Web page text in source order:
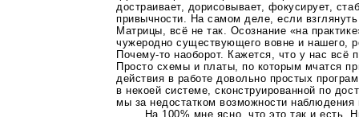
достраивает, дорисовывает, фокусирует,
привычности. На самом деле, если
Матрицы, всё не так. Осознание «на
чужеродно существующего вовне и нашего,
Почему-то наоборот. Кажется, что у нас всё
Просто схемы и платы, по которым мчатся
действия в работе довольно простых
в некоей системе, сконструированной по
мы за недостатком возможности
На 100% мне ясно, что это так и есть.